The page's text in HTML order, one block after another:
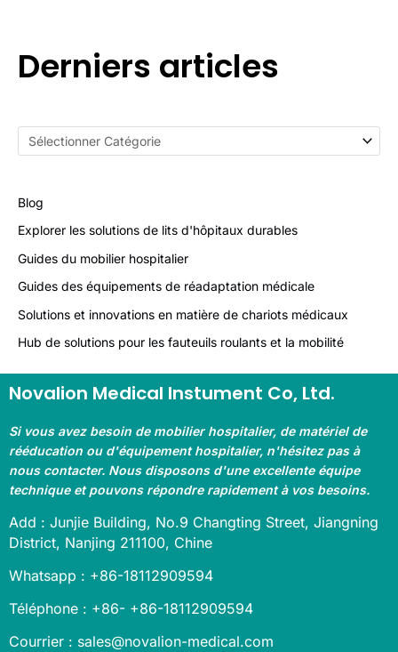
Derniers articles
Blog
Explorer les solutions de lits d'hôpitaux durables
Guides du mobilier hospitalier
Guides des équipements de réadaptation médicale
Solutions et innovations en matière de chariots médicaux
Hub de solutions pour les fauteuils roulants et la mobilité
Novalion Medical Instument Co, Ltd.
Si vous avez besoin de mobilier hospitalier, de matériel de
rééducation ou d'équipement hospitalier, n'hésitez pas à
nous contacter. Nous disposons d'une excellente équipe
technique et pouvons répondre rapidement à vos besoins.
Add : Junjie Building, No.9 Changting Street, Jiangning
District, Nanjing 211100, Chine
Whatsapp : +86-18112909594
Téléphone : +86- +86-18112909594
Courrier : sales@novalion-medical.com